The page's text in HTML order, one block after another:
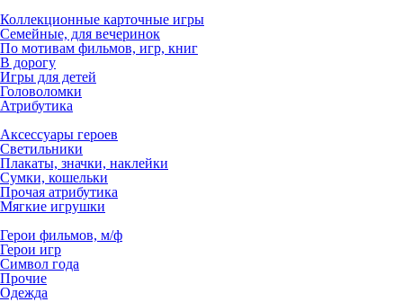
Коллекционные карточные игры
Семейные, для вечеринок
По мотивам фильмов, игр, книг
В дорогу
Игры для детей
Головоломки
Атрибутика
Аксессуары героев
Светильники
Плакаты, значки, наклейки
Сумки, кошельки
Прочая атрибутика
Мягкие игрушки
Герои фильмов, м/ф
Герои игр
Символ года
Прочие
Одежда